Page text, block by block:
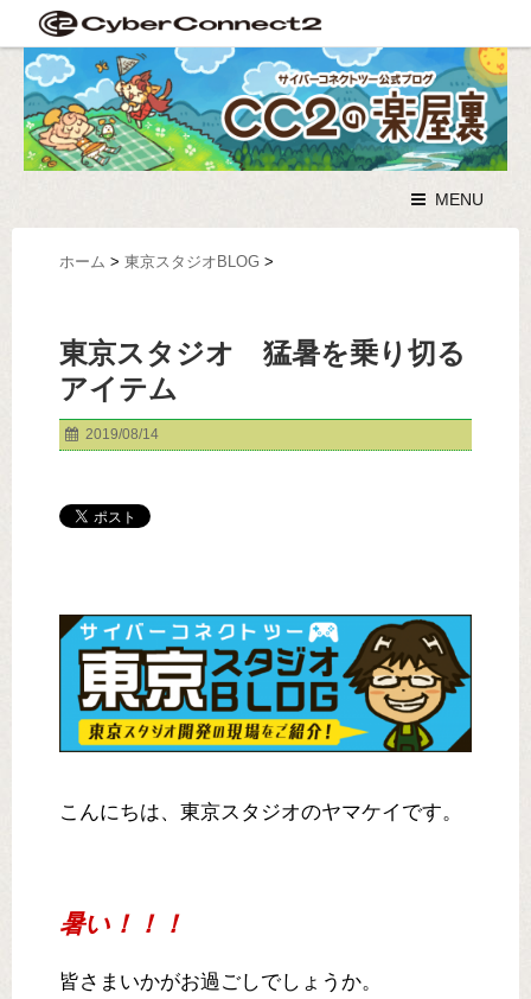
MENU
ホーム > 東京スタジオBLOG >
東京スタジオ 猛暑を乗り切る
アイテム
2019/08/14
こんにちは、東京スタジオのヤマケイです。
暑い！！！
皆さまいかがお過ごしでしょうか。